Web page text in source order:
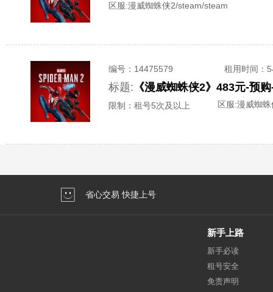
区服:漫威蜘蛛侠2/steam/steam
编号： 14475579 租用时间 ：
标题: 《漫威蜘蛛侠2》483元-预
限制：租号5次及以上 区服:漫威蜘
省心交易 快捷上号
新手上路
新手必读
租号安全
免责声明